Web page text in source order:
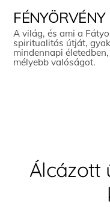
content
FÉNYÖRVÉNY
A világ, és ami a
spiritualitás útját,
mindennapi
mélyebb valóságot.
Álcázott